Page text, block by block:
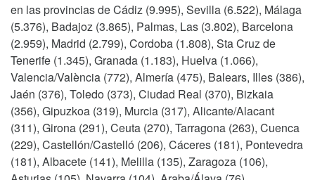
en las provincias de Cádiz (9.995), Sevilla (6.522), Málaga
(5.376), Badajoz (3.865), Palmas, Las (3.802), Barcelona
(2.959), Madrid (2.799), Cordoba (1.808), Sta Cruz de
Tenerife (1.345), Granada (1.183), Huelva (1.066),
Valencia/València (772), Almería (475), Balears, Illes (386),
Jaén (376), Toledo (373), Ciudad Real (370), Bizkaia
(356), Gipuzkoa (319), Murcia (317), Alicante/Alacant
(311), Girona (291), Ceuta (270), Tarragona (263), Cuenca
(229), Castellón/Castelló (206), Cáceres (181), Pontevedra
(181), Albacete (141), Melilla (135), Zaragoza (106),